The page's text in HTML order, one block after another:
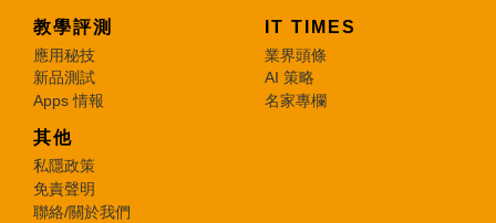
教學評測
應用秘技
新品測試
Apps 情報
IT TIMES
業界頭條
AI 策略
名家專欄
其他
私隱政策
免責聲明
聯絡/關於我們